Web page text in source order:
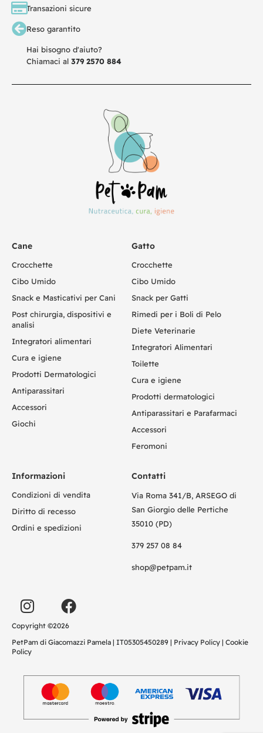
Transazioni sicure
Reso garantito
Hai bisogno d'aiuto?
Chiamaci al 379 2570 884
Cane
Crocchette
Cibo Umido
Snack e Masticativi per Cani
Post chirurgia, dispositivi e
analisi
Integratori alimentari
Cura e igiene
Prodotti Dermatologici
Antiparassitari
Accessori
Giochi
Gatto
Crocchette
Cibo Umido
Snack per Gatti
Rimedi per i Boli di Pelo
Diete Veterinarie
Integratori Alimentari
Toilette
Cura e igiene
Prodotti dermatologici
Antiparassitari e Parafarmaci
Accessori
Feromoni
Informazioni
Condizioni di vendita
Diritto di recesso
Ordini e spedizioni
Contatti
Via Roma 341/B, ARSEGO di
San Giorgio delle Pertiche
35010 (PD)
379 257 08 84
shop@petpam.it
Copyright ©2026
PetPam di Giacomazzi Pamela | IT05305450289 | Privacy Policy | Cookie
Policy